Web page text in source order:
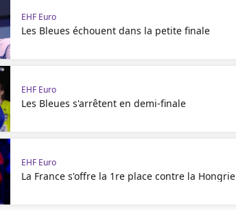
EHF Euro
Les Bleues échouent dans la petite finale
EHF Euro
Les Bleues s'arrêtent en demi-finale
EHF Euro
La France s'offre la 1re place contre la Hongrie